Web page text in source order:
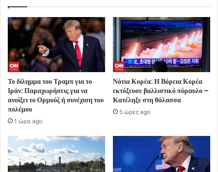
Το δίλημμα του Τραμπ για το
Ιράν: Παραχωρήσεις για να
ανοίξει το Ορμούζ ή συνέχιση του
πολέμου
1 ώρα ago
Νότια Κορέα: Η Βόρεια Κορέα
εκτόξευσε βαλλιστικό πύραυλο –
Κατέληξε στη θάλασσα
5 ώρες ago